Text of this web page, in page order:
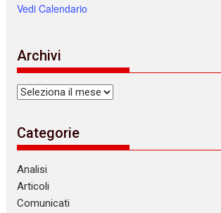
Vedi Calendario
Archivi
Archivi
Categorie
Analisi
Articoli
Comunicati